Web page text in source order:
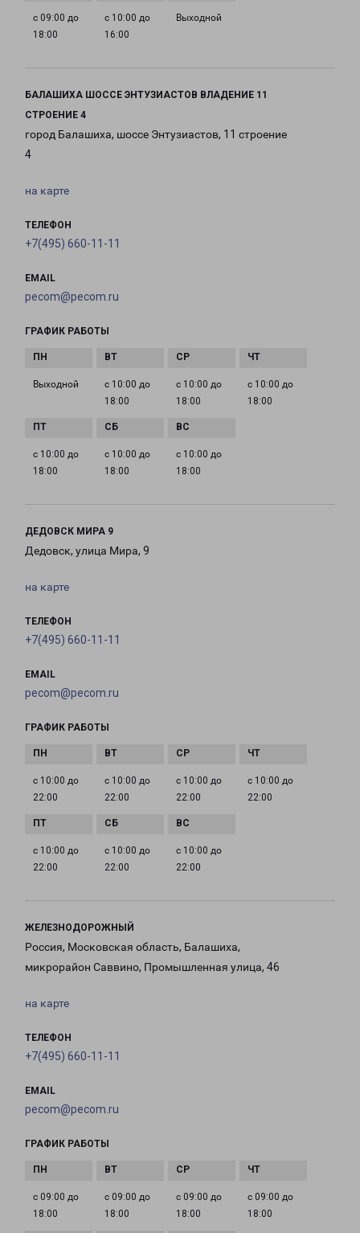
с 09:00 до
18:00
с 10:00 до
16:00
Выходной
БАЛАШИХА ШОССЕ ЭНТУЗИАСТОВ ВЛАДЕНИЕ 11
СТРОЕНИЕ 4
город Балашиха, шоссе Энтузиастов, 11 строение
4
на карте
ТЕЛЕФОН
+7(495) 660-11-11
EMAIL
pecom@pecom.ru
ГРАФИК РАБОТЫ
Выходной
с 10:00 до
18:00
с 10:00 до
18:00
с 10:00 до
18:00
с 10:00 до
18:00
с 10:00 до
18:00
с 10:00 до
18:00
ДЕДОВСК МИРА 9
Дедовск, улица Мира, 9
на карте
ТЕЛЕФОН
+7(495) 660-11-11
EMAIL
pecom@pecom.ru
ГРАФИК РАБОТЫ
с 10:00 до
22:00
с 10:00 до
22:00
с 10:00 до
22:00
с 10:00 до
22:00
с 10:00 до
22:00
с 10:00 до
22:00
с 10:00 до
22:00
ЖЕЛЕЗНОДОРОЖНЫЙ
Россия, Московская область, Балашиха,
микрорайон Саввино, Промышленная улица, 46
на карте
ТЕЛЕФОН
+7(495) 660-11-11
EMAIL
pecom@pecom.ru
ГРАФИК РАБОТЫ
с 09:00 до
18:00
с 09:00 до
18:00
с 09:00 до
18:00
с 09:00 до
18:00